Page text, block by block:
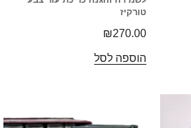
טורקיז
₪270.00
הוספה לסל